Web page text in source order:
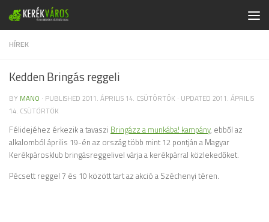
Skip to content
HÍREK
Kedden Bringás reggeli
BY MANO · PUBLISHED 2011. ÁPRILIS 14. CSÜTÖRTÖK · UPDATED 2011. ÁPRILIS
14. CSÜTÖRTÖK
Félidejéhez érkezik a tavaszi Bringázz a munkába! kampány, ebből az
alkalomból április 19-én az ország több mint 12 pontján a Magyar
Kerékpárosklub bringásreggelivel várja a kerékpárral közlekedőket.
Pécsett reggel 7 és 10 között tart az akció a Széchenyi téren.